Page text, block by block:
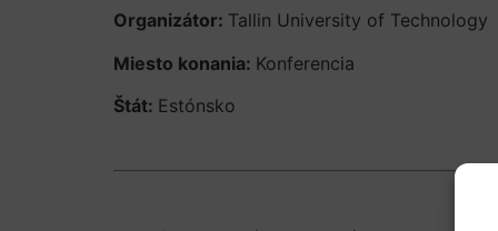
Organizátor: Tallin University of Technology
Miesto konania: Konferencia
Štát: Estónsko